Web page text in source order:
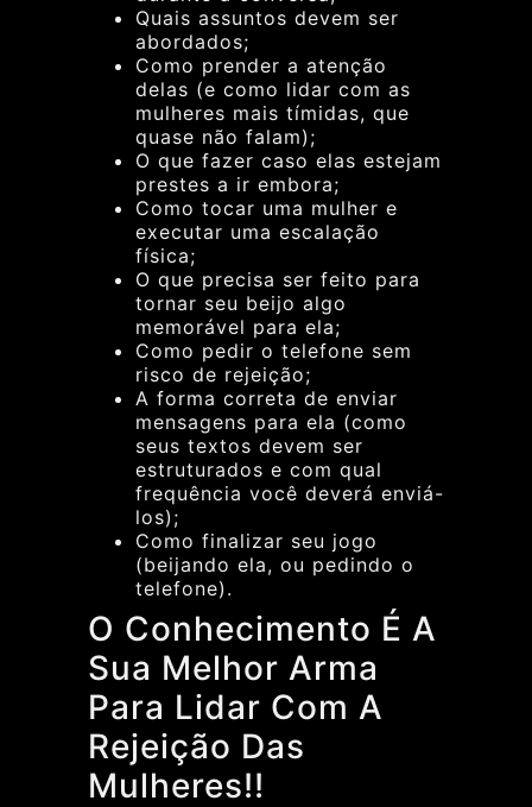
Quais assuntos devem ser
abordados;
Como prender a atenção
delas (e como lidar com as
mulheres mais tímidas, que
quase não falam);
O que fazer caso elas estejam
prestes a ir embora;
Como tocar uma mulher e
executar uma escalação
física;
O que precisa ser feito para
tornar seu beijo algo
memorável para ela;
Como pedir o telefone sem
risco de rejeição;
A forma correta de enviar
mensagens para ela (como
seus textos devem ser
estruturados e com qual
frequência você deverá enviá-
los);
Como finalizar seu jogo
(beijando ela, ou pedindo o
telefone).
O Conhecimento É A
Sua Melhor Arma
Para Lidar Com A
Rejeição Das
Mulheres!!